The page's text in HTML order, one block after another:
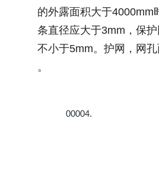
的外露面积大于4000mm
条直径应大于3mm ，保
不小于5mm。护网，网
。
00004.